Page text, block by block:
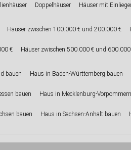
Doppelhäuser Häuser mit
Häuser zwischen 100.000 € und 200.000 €
€ Häuser zwischen 500.000 € und
bauen Haus in Baden-Württemberg bauen
bauen Haus in Mecklenburg-
bauen Haus in Sachsen-Anhalt bauen